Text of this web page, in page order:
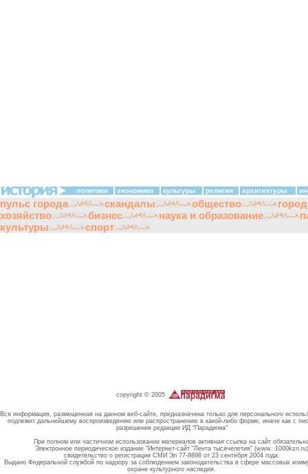
политики экономики культуры религии архитектуры
пульс города скандалы общество
хозяйство
бизнес наука и образование
культуры
спорт
copyright © 2005
Вся информация, размещенная на данном веб-сайте, предназначена только для персонального
подлежит дальнейшему воспроизведению или распространению в какой-либо форме, иначе как с
разрешения редакции ИД "Парадигма"
При полном или частичном использовании материалов активная ссылка на сайт
Электронное периодическое издание "Интернет-сайт "Лента тысячелетия" (www. 1000kzn.ru)
свидетельство о регистрации СМИ Эл 77-8898 от 23 сентября 2004 года.
Выдано Федеральной службой по надзору за соблюдением законодательства в сфере массовых
охране культурного наследия.